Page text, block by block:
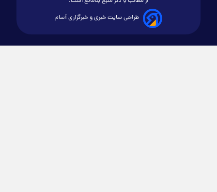
طراحی سایت خبری و خبرگزاری آسام